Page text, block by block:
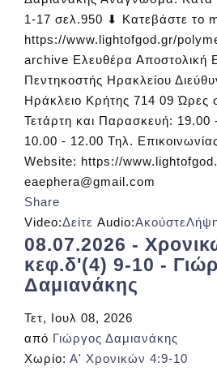
1-17 σελ.950 ⬇ Κατεβάστε το
https://www.lightofgod.gr/
archive Ελευθέρα Αποστολική
Πεντηκοστής Ηρακλείου
Ηράκλειο Κρήτης 714 09 Ώρες
Τετάρτη και Παρασκευή: 19.00
10.00 - 12.00 Τηλ.
Website: https://
eaephera@gmail.com
Share
Video:Δείτε Audio:Ακούστε
08.07.2026 -
κεφ.δ'(4) 9-10 -
Δαμιανάκης
Τετ, Ιουλ 08, 2026
από Γιώργος Δαμιανάκης
Χωρίο: Α' Χρονικών 4:9-10